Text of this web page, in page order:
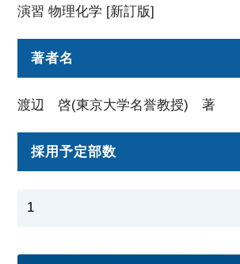
演習 物理化学 [新訂版]
著者名
渡辺 啓(東京大学名誉教授) 著
採用予定部数